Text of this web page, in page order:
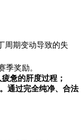
周期变动导致的失
季奖励。
惫的肝度过程；
通过完全纯净、合法